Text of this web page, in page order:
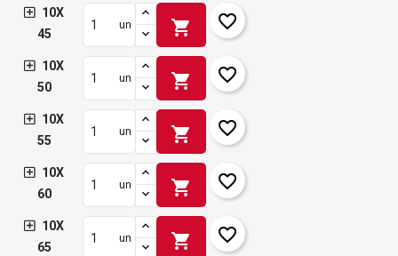
10X
45
un shopping_cart favorite_border
10X
50
un shopping_cart favorite_border
10X
55
un shopping_cart favorite_border
10X
60
un shopping_cart favorite_border
10X
65
un shopping_cart favorite_border